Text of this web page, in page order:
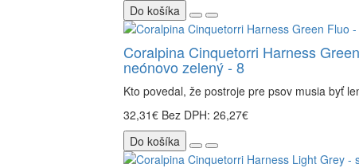
Do košíka
Coralpina Cinquetorri Harness
neónovo zelený - 8
Kto povedal, že postroje pre psov musia byť
32,31€ Bez DPH: 26,27€
Do košíka